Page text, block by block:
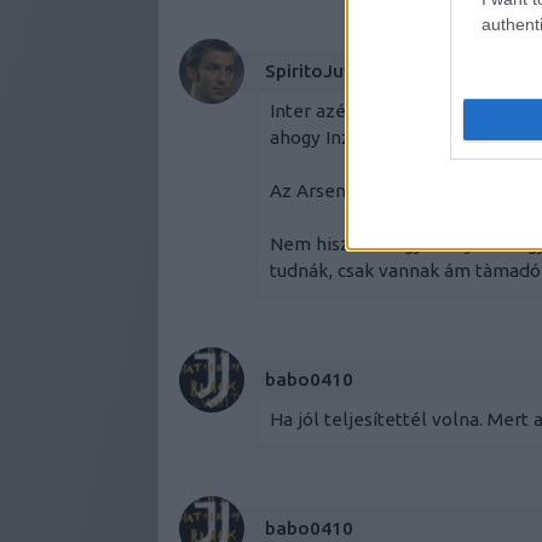
SpiritoJuve
Inter azért csak összehozott
ahogy Inzaghiék fókuszàlni
Az Arsenal meg elintézte egy
Nem hiszem hogy a Bayern
tudnák, csak vannak ám
babo0410
Ha jól teljesítettél volna. Mert
babo0410